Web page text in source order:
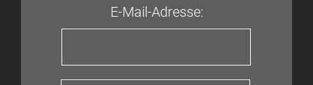
E-Mail-Adresse: